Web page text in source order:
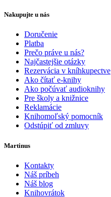
Nakupujte u nás
Doručenie
Platba
Prečo práve u nás?
Najčastejšie otázky
Rezervácia v kníhkupectve
Ako čítať e-knihy
Ako počúvať audioknihy
Pre školy a knižnice
Reklamácie
Knihomoľský pomocník
Odstúpiť od zmluvy
Martinus
Kontakty
Náš príbeh
Náš blog
Knihovrátok